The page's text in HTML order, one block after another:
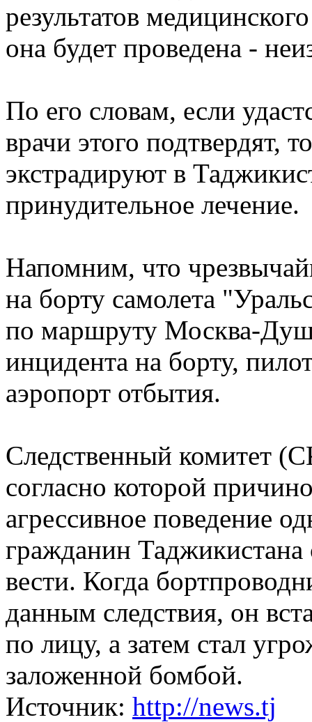
результатов
она будет проведена -
По его словам, если
врачи этого подтвердят,
экстрадируют в
принудительное лечение.
Напомним, что
на борту самолета
по маршруту Москва-
инцидента на борту,
аэропорт отбытия.
Следственный комитет
согласно которой
агрессивное поведение
гражданин Таджикистана
вести. Когда
данным следствия, он
по лицу, а затем стал
заложенной бомбой.
Источник: http://news.tj